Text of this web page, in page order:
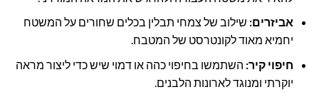
אביזרים: שילוב של צמחי תבלין בכלים שחורים על המשטח
יחמיא מאוד לקונטרסט של המטבח.
חיפוי קיר: השתמשו בחיפוי כהה או דמוי שיש כדי ליצור מראה
יוקרתי ומנוגד לארונות הלבנים.